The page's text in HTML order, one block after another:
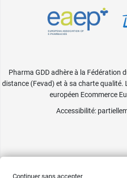
Pharma GDD adhère à la Fédération
distance (Fevad) et à sa charte qualité.
européen Ecommerce
Accessibilité:
Continuer sans accepter